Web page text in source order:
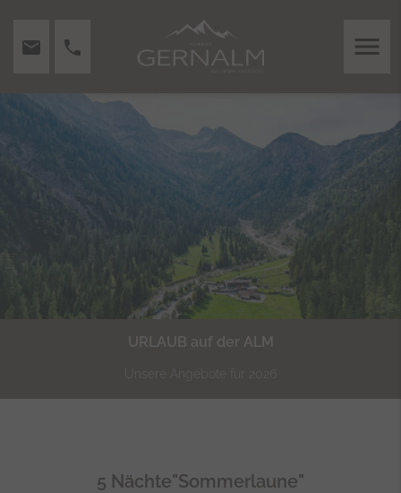
mail phone menu
URLAUB auf der ALM
5 Nächte"Sommerlaune"